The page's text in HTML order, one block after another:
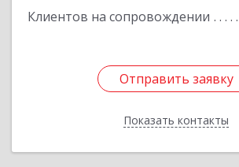
Клиентов на сопровождении
Отправить заявку
Показать контакты
Отправить заявку
Назад